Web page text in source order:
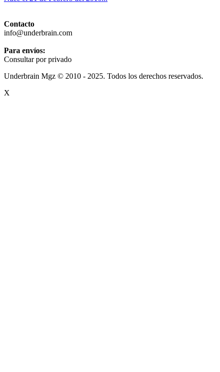
Contacto
info@underbrain.com
Para envíos:
Consultar por privado
Underbrain Mgz © 2010 - 2025. Todos los derechos reservados.
X